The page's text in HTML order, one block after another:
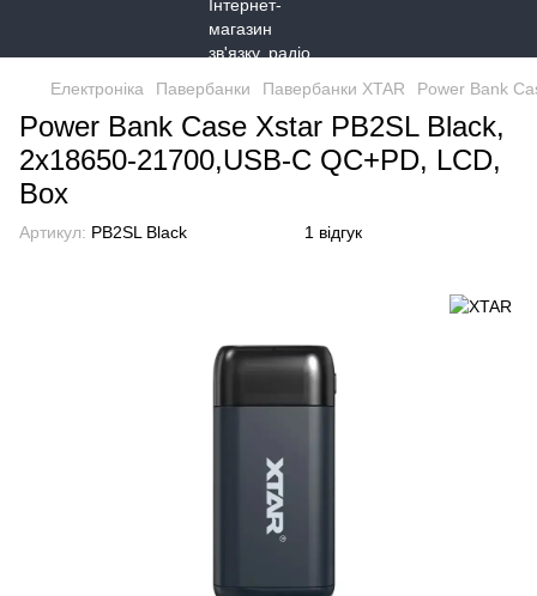
Електроніка Павербанки Павербанки XTAR Power Bank
Power Bank Case Xstar PB2SL Black,
2x18650-21700,USB-C QC+PD, LCD,
Box
Артикул: PB2SL Black 1 відгук